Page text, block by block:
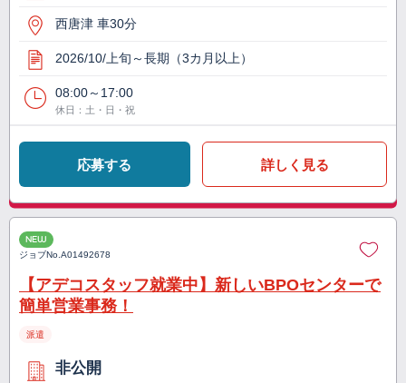
西唐津 車30分
2026/10/上旬～長期（3カ月以上）
08:00～17:00
休日：土・日・祝
応募する 詳しく見る
NEW
ジョブNo.A01492678
【アデコスタッフ就業中】新しいBPOセンターで
簡単営業事務！
派遣
非公開